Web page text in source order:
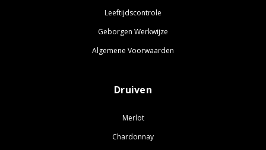
Leeftijdscontrole
Geborgen Werkwijze
Algemene Voorwaarden
Druiven
Merlot
Chardonnay